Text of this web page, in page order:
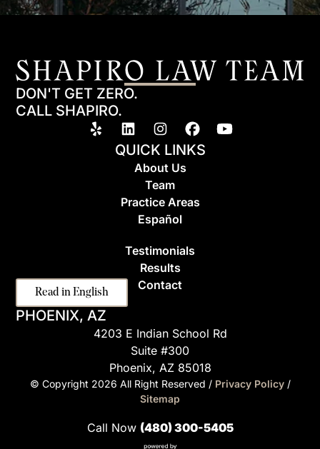
Read in English
DON'T GET ZERO.
CALL SHAPIRO.
QUICK LINKS
About Us
Team
Practice Areas
Español
Testimonials
Results
Contact
PHOENIX, AZ
4203 E Indian School Rd
Suite #300
Phoenix, AZ 85018
© Copyright 2026 All Right Reserved / Privacy Policy /
Sitemap
Call Now (480) 300-5405